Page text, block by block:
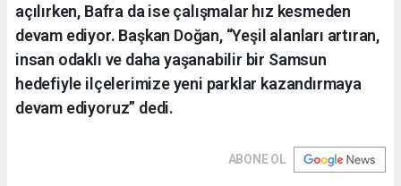
açılırken, Bafra da ise çalışmalar hız kesmeden
devam ediyor. Başkan Doğan, “Yeşil alanları artıran,
insan odaklı ve daha yaşanabilir bir Samsun
hedefiyle ilçelerimize yeni parklar kazandırmaya
devam ediyoruz” dedi.
ABONE OL